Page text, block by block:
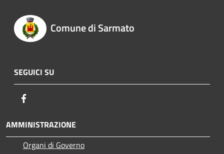
Comune di Sarmato
SEGUICI SU
AMMINISTRAZIONE
Organi di Governo